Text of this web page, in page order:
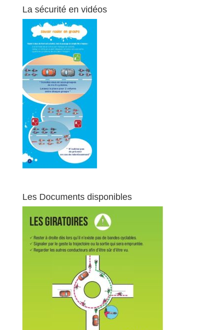
La sécurité en vidéos
Les Documents disponibles